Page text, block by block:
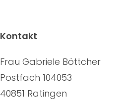
Kontakt
Frau Gabriele Böttcher
Postfach 104053
40851 Ratingen